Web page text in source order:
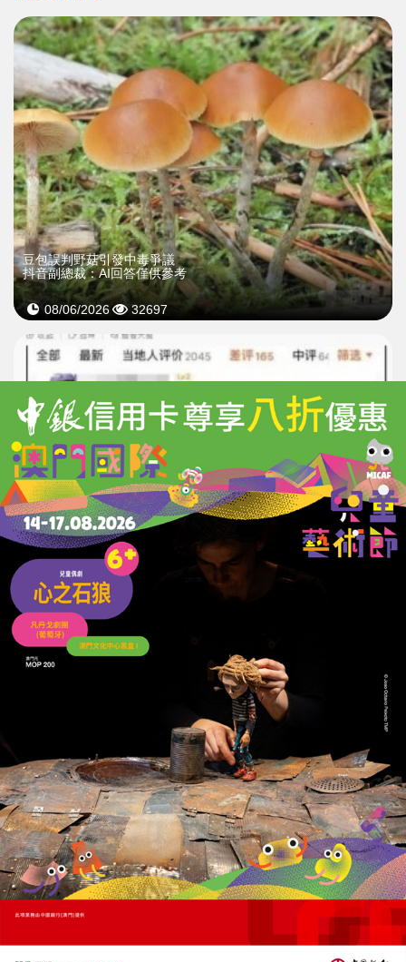
豆包誤判野菇引發中毒爭議
抖音副總裁：AI回答僅供參考
08/06/2026 32697
豆包AI生成假預約掀熱議
「AI能生成不能辦事」衝上熱搜
20/05/2026
字節跳動發布豆包大模型2.0
15/02/2026 50567